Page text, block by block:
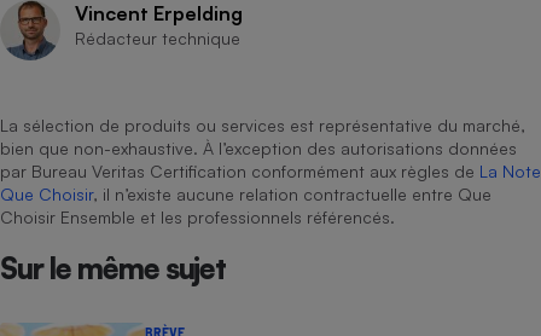
Vincent Erpelding
Rédacteur technique
La sélection de produits ou services est représentative du marché,
bien que non-exhaustive. À l’exception des autorisations données
par Bureau Veritas Certification conformément aux règles de La Note
Que Choisir, il n’existe aucune relation contractuelle entre Que
Choisir Ensemble et les professionnels référencés.
Sur le même sujet